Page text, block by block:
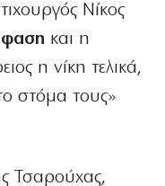
Νίκος
και η
η νίκη τελικά,
στόμα τους»
Τσαρούχας,